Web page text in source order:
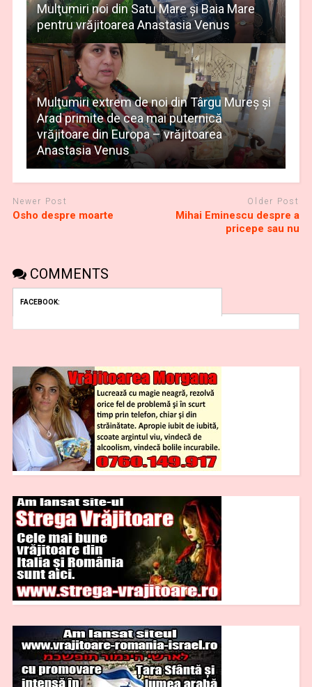
Mulţumiri noi din Satu Mare și Baia Mare
pentru vrăjitoarea Anastasia Venus
Mulţumiri extrem de noi din Târgu Mureș și
Arad primite de cea mai puternică
vrăjitoare din Europa – vrăjitoarea
Anastasia Venus
Newer Post
Osho despre moarte
Older Post
Mihai Eminescu despre a
pricepe sau nu
COMMENTS
FACEBOOK: